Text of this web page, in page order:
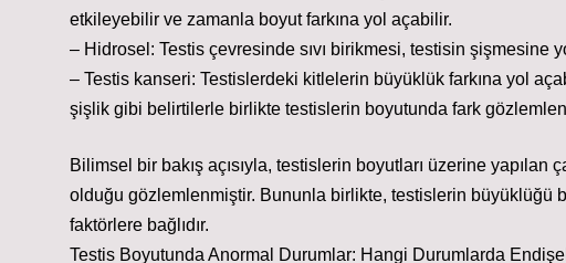
etkileyebilir ve zamanla boyut farkına yol açabilir.
– Hidrosel: Testis çevresinde sıvı birikmesi, testisin şişmesine
– Testis kanseri: Testislerdeki kitlelerin büyüklük farkına yol
şişlik gibi belirtilerle birlikte testislerin boyutunda fark
Bilimsel bir bakış açısıyla, testislerin boyutları üzerine
olduğu gözlemlenmiştir. Bununla birlikte, testislerin büyüklüğü
faktörlere bağlıdır.
Testis Boyutunda Anormal Durumlar: Hangi Durumlarda